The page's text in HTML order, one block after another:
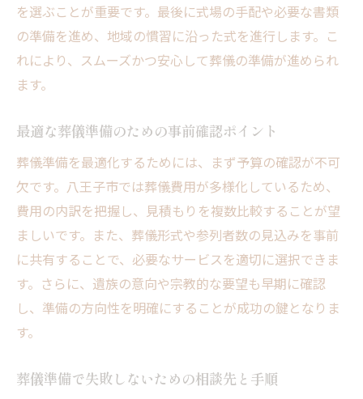
を選ぶことが重要です。最後に式場の手配や必要な書類
の準備を進め、地域の慣習に沿った式を進行します。こ
れにより、スムーズかつ安心して葬儀の準備が進められ
ます。
最適な葬儀準備のための事前確認ポイント
葬儀準備を最適化するためには、まず予算の確認が不可
欠です。八王子市では葬儀費用が多様化しているため、
費用の内訳を把握し、見積もりを複数比較することが望
ましいです。また、葬儀形式や参列者数の見込みを事前
に共有することで、必要なサービスを適切に選択できま
す。さらに、遺族の意向や宗教的な要望も早期に確認
し、準備の方向性を明確にすることが成功の鍵となりま
す。
葬儀準備で失敗しないための相談先と手順